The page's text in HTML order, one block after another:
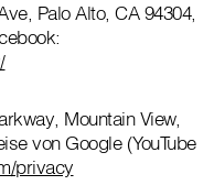
Palo Alto, CA 94304,
Mountain View,
von Google (YouTube
privacy